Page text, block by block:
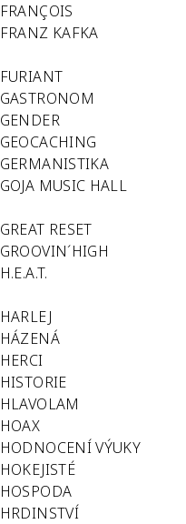
FRANÇOIS
FRANZ KAFKA
FURIANT
GASTRONOM
GENDER
GEOCACHING
GERMANISTIKA
GOJA MUSIC HALL
GREAT RESET
GROOVIN´HIGH
H.E.A.T.
HARLEJ
HÁZENÁ
HERCI
HISTORIE
HLAVOLAM
HOAX
HODNOCENÍ VÝUKY
HOKEJISTÉ
HOSPODA
HRDINSTVÍ